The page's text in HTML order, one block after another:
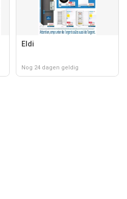
Eldi
Nog 24 dagen geldig